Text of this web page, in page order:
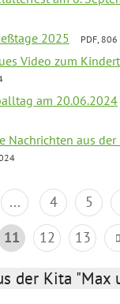
2025 PDF, 806
Video zum
am 20.06.2024
Nachrichten aus der
... 4 5
11 12 13
der Kita "Max